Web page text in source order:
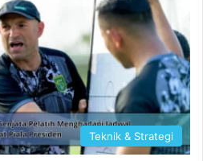
Teknik & Strategi